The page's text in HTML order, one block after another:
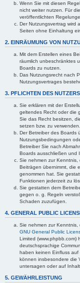
Wenn Sie mit diesen
nicht weiter nutzen. Für
veröffentlichten
Der Nutzungsvertrag wird
Seiten ohne Einhaltung
2. EINRÄUMUNG VON
Mit dem Erstellen eines
räumlich unbeschränktes
Boards zu nutzen.
Das Nutzungsrecht nach
Nutzungsvertrages
3. PFLICHTEN DES NUTZERS
Sie erklären mit der
geltendes Recht oder die
Sie das Recht besitzen,
setzen bzw. zu verwenden.
Der Betreiber des Boards
Nutzungsbedingungen
Betreiber Sie nach
Boards ausschließen und
Sie nehmen zur Kenntnis,
Beiträgen übernimmt, die
genommen hat. Sie
Funktionen jederzeit zu
Sie gestatten dem
gegen o. g. Regeln
Schaden zuzufügen.
4. GENERAL PUBLIC
Sie nehmen zur Kenntnis,
GNU General Public
Limited (www.phpbb.com)
deutschsprachige
haben keinen Einfluss auf
können insbesondere die
untersagen oder auf
5. GEWÄHRLEISTUNG